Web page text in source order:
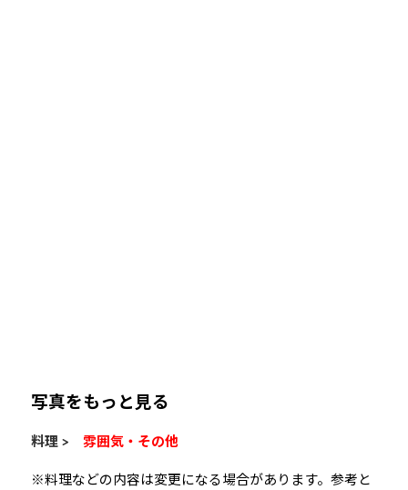
写真をもっと見る
料理 > 雰囲気・その他
※料理などの内容は変更になる場合があります。参考と